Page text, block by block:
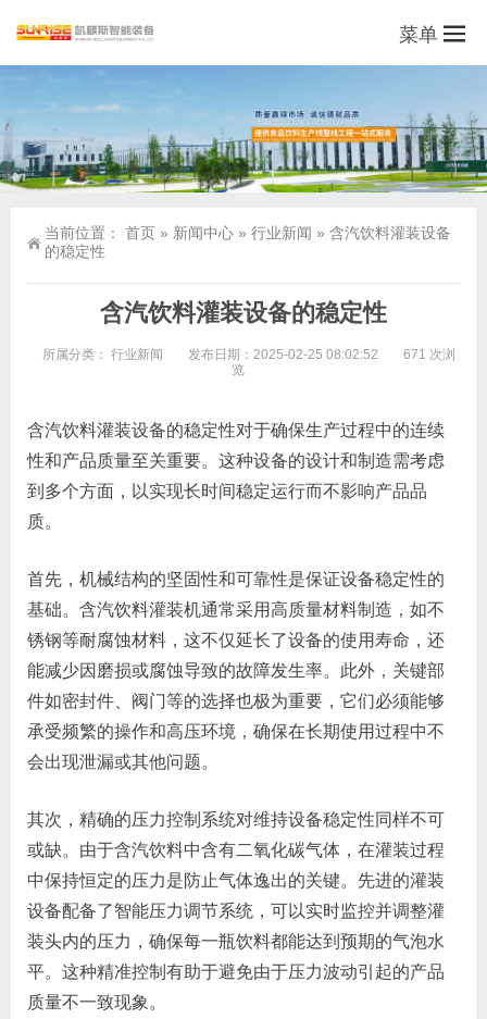
菜单
当前位置： 首页 » 新闻中心 » 行业新闻 » 含汽饮料灌装设备
的稳定性
含汽饮料灌装设备的稳定性
所属分类： 行业新闻 发布日期：2025-02-25 08:02:52
671 次浏
览
含汽饮料灌装设备的稳定性对于确保生产过程中的连续
性和产品质量至关重要。这种设备的设计和制造需考虑
到多个方面，以实现长时间稳定运行而不影响产品品
质。
首先，机械结构的坚固性和可靠性是保证设备稳定性的
基础。含汽饮料灌装机通常采用高质量材料制造，如不
锈钢等耐腐蚀材料，这不仅延长了设备的使用寿命，还
能减少因磨损或腐蚀导致的故障发生率。此外，关键部
件如密封件、阀门等的选择也极为重要，它们必须能够
承受频繁的操作和高压环境，确保在长期使用过程中不
会出现泄漏或其他问题。
其次，精确的压力控制系统对维持设备稳定性同样不可
或缺。由于含汽饮料中含有二氧化碳气体，在灌装过程
中保持恒定的压力是防止气体逸出的关键。先进的灌装
设备配备了智能压力调节系统，可以实时监控并调整灌
装头内的压力，确保每一瓶饮料都能达到预期的气泡水
平。这种精准控制有助于避免由于压力波动引起的产品
质量不一致现象。